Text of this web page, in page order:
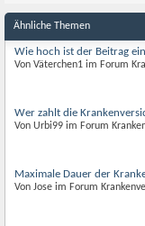
Ähnliche Themen
Wie hoch ist der Beitrag
Von Väterchen1 im Forum
Wer zahlt die
Von Urbi99 im Forum
Maximale Dauer der
Von Jose im Forum